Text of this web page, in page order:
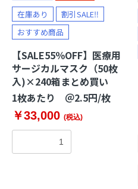
在庫あり
割引SALE‼
おすすめ商品
【SALE55％OFF】医療用
サージカルマスク（50枚
入)×240箱まとめ買い
1枚あたり ＠2.5円/枚
￥33,000 (税込)